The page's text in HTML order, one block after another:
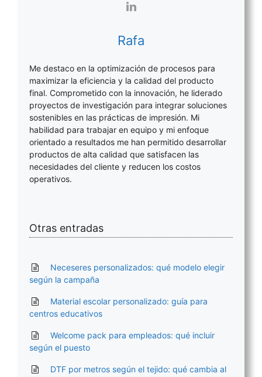
Rafa
Me destaco en la optimización de procesos para
maximizar la eficiencia y la calidad del producto
final. Comprometido con la innovación, he liderado
proyectos de investigación para integrar soluciones
sostenibles en las prácticas de impresión. Mi
habilidad para trabajar en equipo y mi enfoque
orientado a resultados me han permitido desarrollar
productos de alta calidad que satisfacen las
necesidades del cliente y reducen los costos
operativos.
Otras entradas
Neceseres personalizados: qué modelo elegir
según la campaña
Material escolar personalizado: guía para
centros educativos
Welcome pack para empleados: qué incluir
según el puesto
DTF por metros según el tejido: qué cambia al